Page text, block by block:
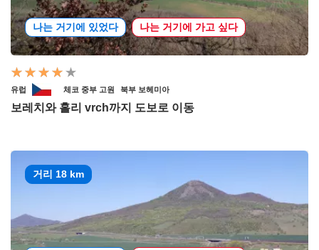
나는 거기에 있었다 나는 거기에 가고 싶다
유럽 체코 중부 고원 북부 보헤미아
보레치와 홀리 vrch까지 도보로 이동
거리 18 km